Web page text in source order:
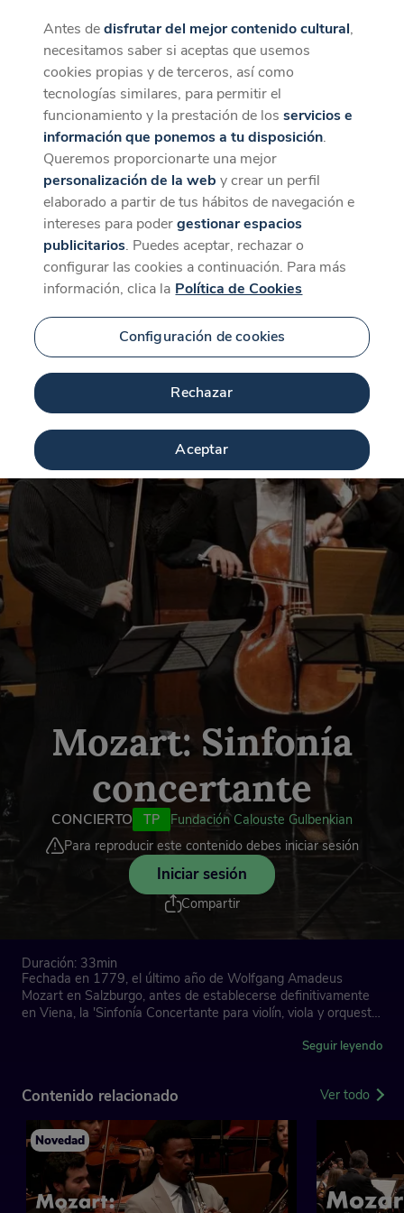
CaixaForum+
La mejor experiencia desde la App
Descargar
Mozart: Sinfonía
concertante
CONCIERTO TP
Fundación Calouste Gulbenkian
Para reproducir este contenido debes iniciar sesión
Iniciar sesión
Compartir
Duración: 33min
Fechada en 1779, el último año de Wolfgang Amadeus
Mozart en Salzburgo, antes de establecerse definitivamente
en Viena, la 'Sinfonía Concertante para violín, viola y orquesta,
violín y orquesta, constituye uno de los pilares del repertorio
Como el título sugiere, se trata de una obra que combina las
características de una sinfonía con las de un concierto, en
este caso para dos solistas.
Orquestra Gulbenkian
Pinchas Zukerman, violinista
Fumiaki Miura, violista
Seguir leyendo
Contenido relacionado Ver todo
Novedad
Antes dedisfrutar del mejor contenido cultural,
necesitamos saber si aceptas que usemos
cookies propias y de terceros, así como
tecnologías similares, para permitir el
funcionamiento y la prestación de losservicios e
información que ponemos a tu disposición.
Queremos proporcionarte una mejor
personalización de la web y crear un perfil
elaborado a partir de tus hábitos de navegación e
intereses para podergestionar espacios
publicitarios. Puedes aceptar, rechazar o
configurar las cookies a continuación. Para más
información, clica la Política de Cookies
Configuración de cookies
Rechazar
Aceptar